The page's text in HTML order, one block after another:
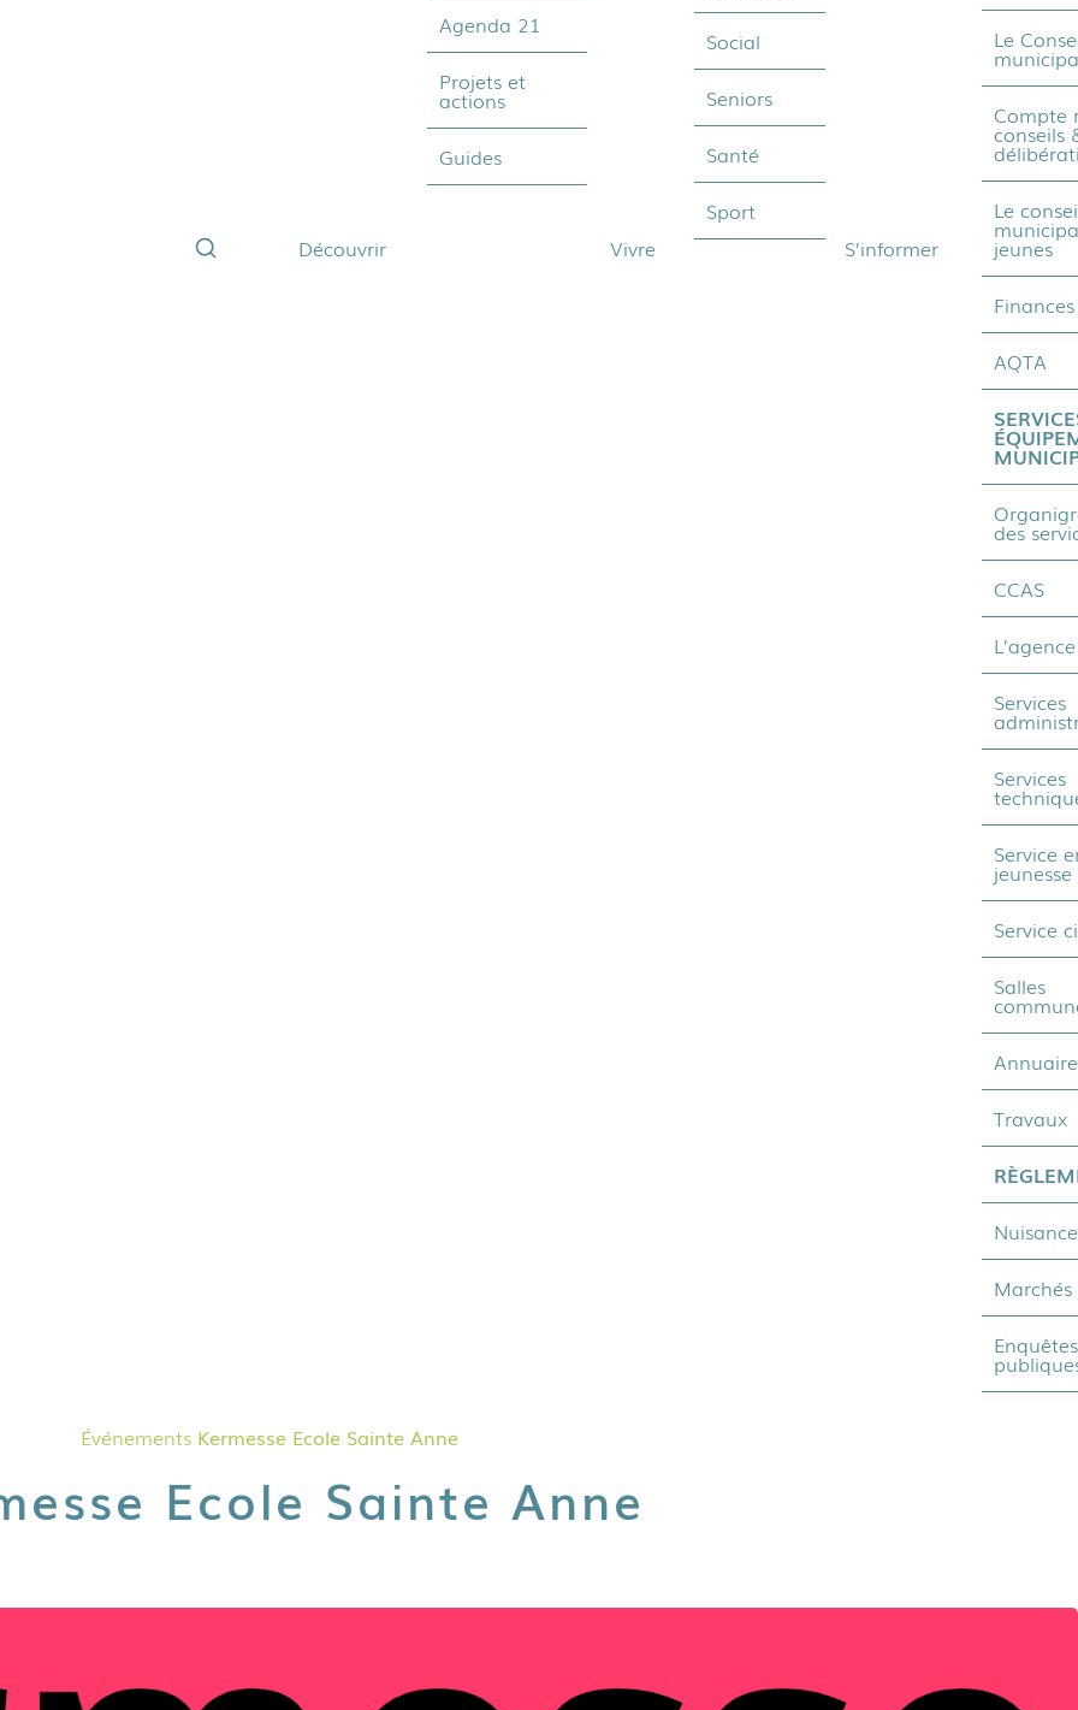
Découvrir
Agenda 21
Projets et
actions
Guides
Vivre
Social
Seniors
Santé
Sport
S’informer
Le
Compte
conseils
Le
jeunes
Finances
AQTA
des
CCAS
Services
Services
Service
jeunesse
Service
Salles
Travaux
Enquêtes
Événements Kermesse Ecole Sainte Anne
Ecole Sainte Anne